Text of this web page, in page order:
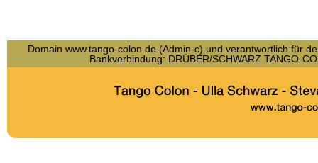
Domain www.tango-colon.de (Admin-c) und verantwortlich für
Bankverbindung: DRÜBER/SCHWARZ TANGO-